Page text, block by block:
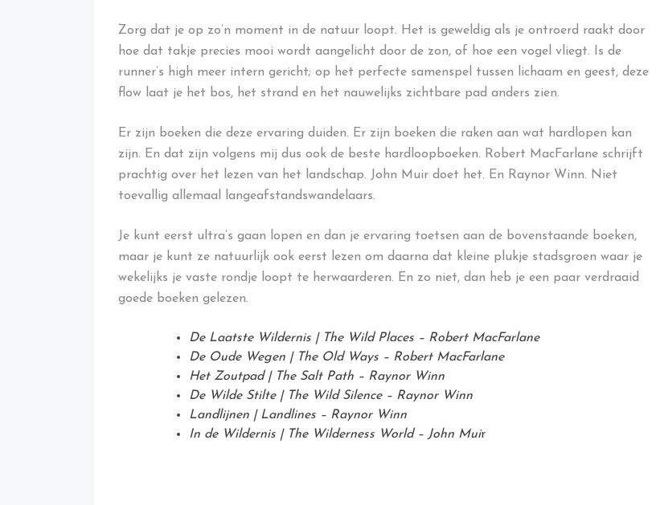
Zorg dat je op zo’n moment in de natuur loopt. Het is geweldig als je ontroerd raakt door
hoe dat takje precies mooi wordt aangelicht door de zon, of hoe een vogel vliegt. Is de
runner’s high meer intern gericht; op het perfecte samenspel tussen lichaam en geest, deze
flow laat je het bos, het strand en het nauwelijks zichtbare pad anders zien.
Er zijn boeken die deze ervaring duiden. Er zijn boeken die raken aan wat hardlopen kan
zijn. En dat zijn volgens mij dus ook de beste hardloopboeken. Robert MacFarlane schrijft
prachtig over het lezen van het landschap. John Muir doet het. En Raynor Winn. Niet
toevallig allemaal langeafstandswandelaars.
Je kunt eerst ultra’s gaan lopen en dan je ervaring toetsen aan de bovenstaande boeken,
maar je kunt ze natuurlijk ook eerst lezen om daarna dat kleine plukje stadsgroen waar je
wekelijks je vaste rondje loopt te herwaarderen. En zo niet, dan heb je een paar verdraaid
goede boeken gelezen.
De Laatste Wildernis | The Wild Places – Robert MacFarlane
De Oude Wegen | The Old Ways – Robert MacFarlane
Het Zoutpad | The Salt Path – Raynor Winn
De Wilde Stilte | The Wild Silence – Raynor Winn
Landlijnen | Landlines – Raynor Winn
In de Wildernis | The Wilderness World – John Muir